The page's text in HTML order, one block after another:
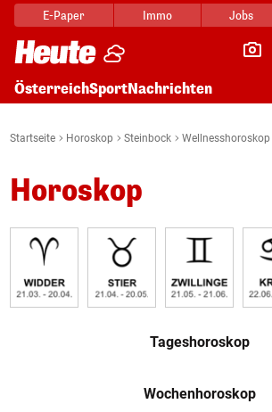
E-Paper Immo Jobs
ÖsterreichSportNachrichten
Startseite Horoskop Steinbock Wellnesshoroskop
Horoskop
Tageshoroskop
Wochenhoroskop